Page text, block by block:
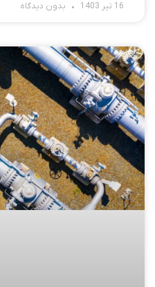
16 تیر 1403 بدون دیدگاه